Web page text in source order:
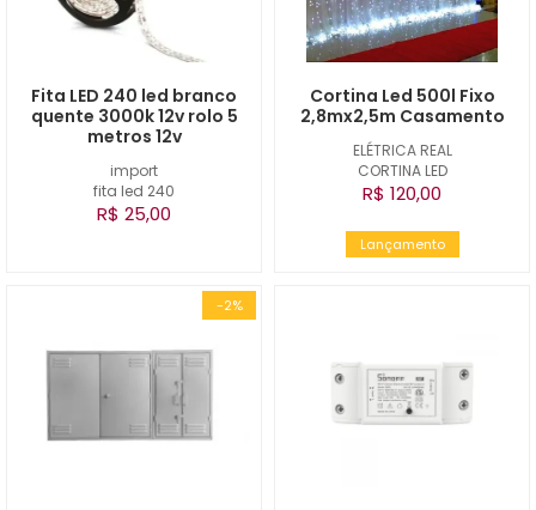
import
fita led 240
Fita LED 240 led branco
quente 3000k 12v rolo 5
metros 12v
R$ 25,00
ELÉTRICA REAL
CORTINA LED
Cortina Led 500l Fixo
2,8mx2,5m Casamento
R$ 120,00
Lançamento
-2%